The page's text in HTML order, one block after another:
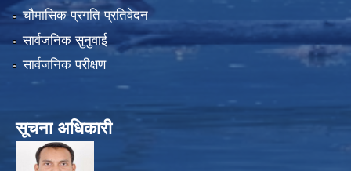
चौमासिक प्रगति प्रतिवेदन
सार्वजनिक सुनुवाई
सार्वजनिक परीक्षण
सूचना अधिकारी